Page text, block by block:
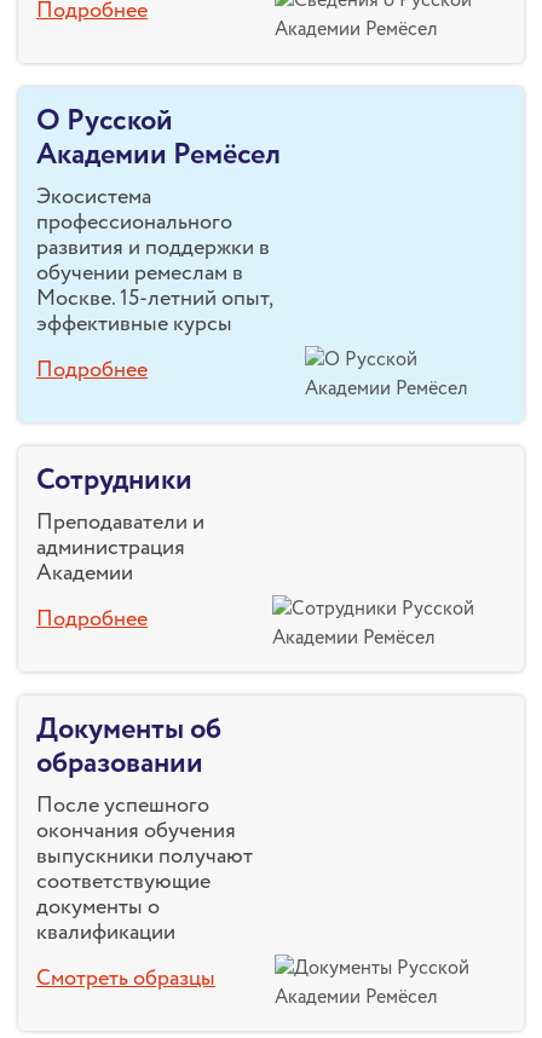
Подробнее
О Русской
Академии Ремёсел
Экосистема
профессионального
развития и поддержки в
обучении ремеслам в
Москве. 15-летний опыт,
эффективные курсы
Подробнее
Сотрудники
Преподаватели и
администрация
Академии
Подробнее
Документы об
образовании
После успешного
окончания обучения
выпускники получают
соответствующие
документы о
квалификации
Смотреть образцы